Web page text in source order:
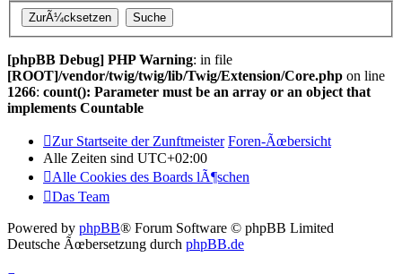
[phpBB Debug] PHP Warning: in file
[ROOT]/vendor/twig/twig/lib/Twig/Extension/Core.php on line
1266: count(): Parameter must be an array or an object that
implements Countable
Zur Startseite der Zunftmeister Foren-Ãœbersicht
Alle Zeiten sind UTC+02:00
Alle Cookies des Boards lÃ¶schen
Das Team
Powered by phpBB® Forum Software © phpBB Limited
Deutsche Ãœbersetzung durch phpBB.de